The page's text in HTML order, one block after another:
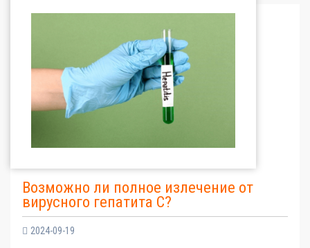
Возможно ли полное излечение от
вирусного гепатита С?
2024-09-19